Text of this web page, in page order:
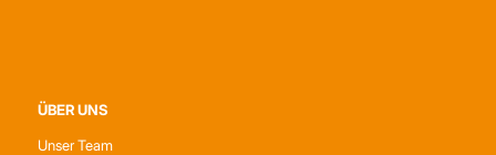
ÜBER UNS
Unser Team